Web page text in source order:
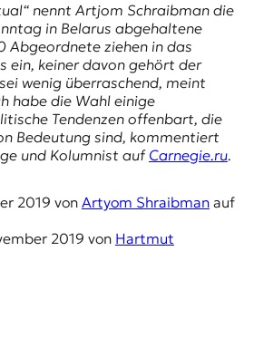
nennt Artjom Schraibman die
in Belarus abgehaltene
Abgeordnete ziehen in das
ein, keiner davon gehört der
wenig überraschend, meint
habe die Wahl einige
Tendenzen offenbart, die
Bedeutung sind, kommentiert
und Kolumnist auf Carnegie.ru.
2019 von Artyom Shraibmanauf
2019 von Hartmut